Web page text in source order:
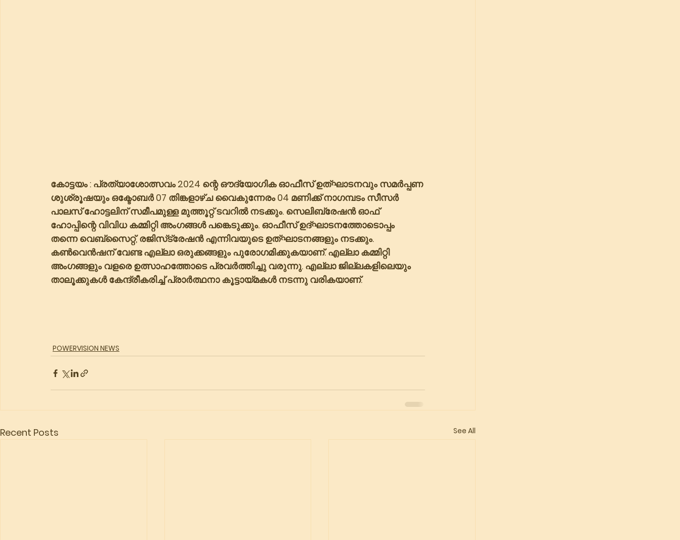
കോട്ടയം : പ്രത്യാശോത്സവം 2024 ന്റെ ഔദ്യോഗിക ഓഫീസ് ഉത്ഘാടനവും സമർപ്പണ
ശുശ്രൂഷയും ഒക്ടോബർ 07 തിങ്കളാഴ്ച വൈകുന്നേരം 04 മണിക്ക് നാഗമ്പടം സീസർ
പാലസ് ഹോട്ടലിന് സമീപമുള്ള മുത്തൂറ്റ് ടവറിൽ നടക്കും. സെലിബ്രേഷൻ ഓഫ്
ഹോപ്പിന്റെ വിവിധ കമ്മിറ്റി അംഗങ്ങൾ പങ്കെടുക്കും. ഓഫീസ് ഉദ്ഘാടനത്തോടൊപ്പം
തന്നെ വെബ്‌സൈറ്റ്, രജിസ്‌ട്രേഷൻ എന്നിവയുടെ ഉത്ഘാടനങ്ങളും നടക്കും.
കൺവെൻഷന് വേണ്ട എല്ലാ ഒരുക്കങ്ങളും പുരോഗമിക്കുകയാണ്. എല്ലാ കമ്മിറ്റി
അംഗങ്ങളും വളരെ ഉത്സാഹത്തോടെ പ്രവർത്തിച്ചു വരുന്നു. എല്ലാ ജില്ലകളിലെയും
താലൂക്കുകൾ കേന്ദ്രീകരിച്ച് പ്രാർത്ഥനാ കൂട്ടായ്മകൾ നടന്നു വരികയാണ്.
POWERVISION NEWS
Recent Posts See All